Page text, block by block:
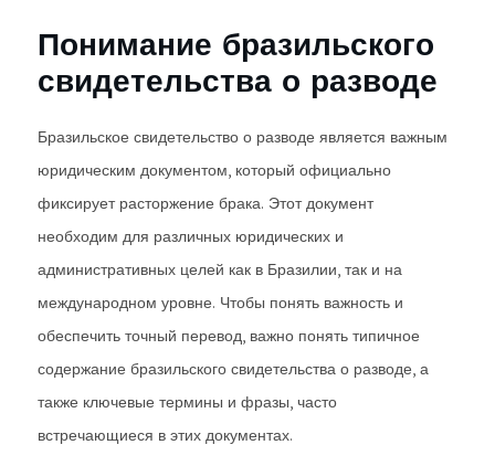
Понимание бразильского
свидетельства о разводе
Бразильское свидетельство о разводе является важным
юридическим документом, который официально
фиксирует расторжение брака. Этот документ
необходим для различных юридических и
административных целей как в Бразилии, так и на
международном уровне. Чтобы понять важность и
обеспечить точный перевод, важно понять типичное
содержание бразильского свидетельства о разводе, а
также ключевые термины и фразы, часто
встречающиеся в этих документах.